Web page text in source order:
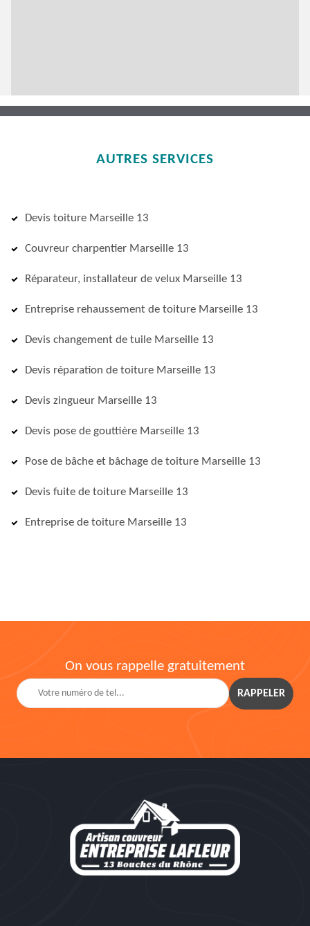
AUTRES SERVICES
Devis toiture Marseille 13
Couvreur charpentier Marseille 13
Réparateur, installateur de velux Marseille 13
Entreprise rehaussement de toiture Marseille 13
Devis changement de tuile Marseille 13
Devis réparation de toiture Marseille 13
Devis zingueur Marseille 13
Devis pose de gouttière Marseille 13
Pose de bâche et bâchage de toiture Marseille 13
Devis fuite de toiture Marseille 13
Entreprise de toiture Marseille 13
On vous rappelle gratuitement